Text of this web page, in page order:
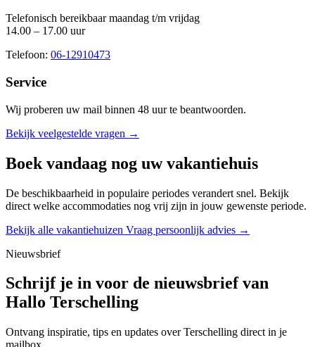
Telefonisch bereikbaar maandag t/m vrijdag
14.00 – 17.00 uur
Telefoon: 06-12910473
Service
Wij proberen uw mail binnen 48 uurte beantwoorden.
Bekijk veelgestelde vragen →
Boek vandaag nog uw vakantiehuis
De beschikbaarheid in populaire periodes verandert snel. Bekijk
direct welke accommodaties nog vrij zijn in jouw gewenste periode.
Bekijk alle vakantiehuizen Vraag persoonlijk advies →
Nieuwsbrief
Schrijf je in voor de nieuwsbrief van
Hallo Terschelling
Ontvang inspiratie, tips en updates over Terschelling direct in je